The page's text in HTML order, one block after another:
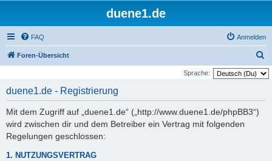
duene1.de
FAQ Anmelden
Foren-Übersicht
u
Sprache:
duene1.de - Registrierung
Mit dem Zugriff auf „duene1.de“ („http://www.duene1.de/phpBB3“)
wird zwischen dir und dem Betreiber ein Vertrag mit folgenden
Regelungen geschlossen:
1. NUTZUNGSVERTRAG